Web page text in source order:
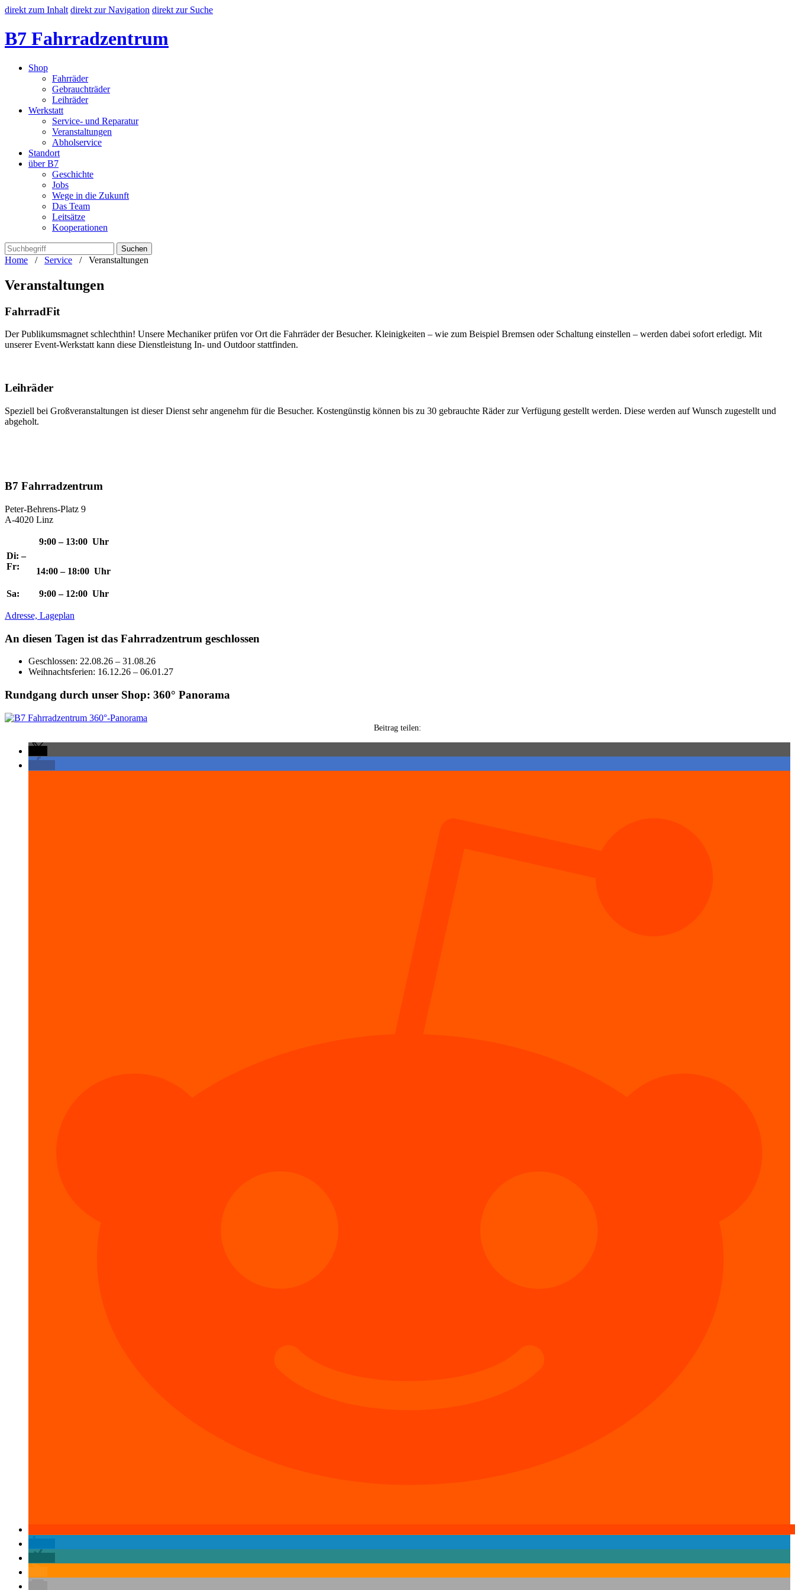
direkt zum Inhalt direkt zur Navigation direkt zur Suche
B7 Fahrradzentrum
Shop
Fahrräder
Gebrauchträder
Leihräder
Werkstatt
Service- und Reparatur
Veranstaltungen
Abholservice
Standort
über B7
Geschichte
Jobs
Wege in die Zukunft
Das Team
Leitsätze
Kooperationen
Home / Service / Veranstaltungen
Veranstaltungen
FahrradFit
Der Publikumsmagnet schlechthin! Unsere Mechaniker prüfen vor Ort die Fahrräder der Besucher. Kleinigkeiten – wie zum Beispiel Bremsen oder Schaltung einstellen – werden dabei sofort erledigt. Mit
unserer Event-Werkstatt kann diese Dienstleistung In- und Outdoor stattfinden.
Leihräder
Speziell bei Großveranstaltungen ist dieser Dienst sehr angenehm für die Besucher. Kostengünstig können bis zu 30 gebrauchte Räder zur Verfügung gestellt werden. Diese werden auf Wunsch zugestellt und
abgeholt.
B7 Fahrradzentrum
Peter-Behrens-Platz 9
A-4020 Linz
Di: –
Fr:
9:00 – 13:00 Uhr
14:00 – 18:00 Uhr
Sa: 9:00 – 12:00 Uhr
Adresse, Lageplan
An diesen Tagen ist das Fahrradzentrum geschlossen
Geschlossen: 22.08.26 – 31.08.26
Weihnachtsferien: 16.12.26 – 06.01.27
Rundgang durch unser Shop: 360° Panorama
Beitrag teilen: